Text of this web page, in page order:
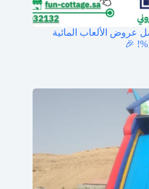
عروض الألعاب المائية